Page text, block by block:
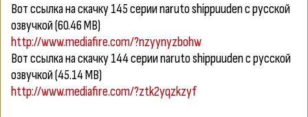
Вот ссылка на скачку 145 серии naruto shippuuden c русской
озвучкой (60.46 MB)
http://www.mediafire.com/?nzyynyzbohw
Вот ссылка на скачку 144 серии naruto shippuuden c русской
озвучкой (45.14 MB)
http://www.mediafire.com/?ztk2yqzkzyf